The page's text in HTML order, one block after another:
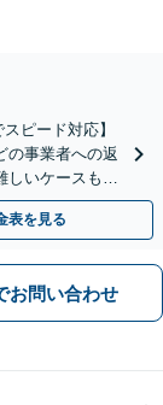
ピード対応】
の事業者への返
しいケースも解
表を見る
お問い合わせ